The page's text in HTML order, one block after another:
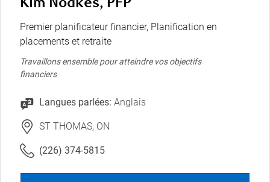
Kim Noakes, PFP
Premier planificateur financier, Planification en
placements et retraite
Travaillons ensemble pour atteindre vos objectifs
financiers
Langues parlées: Anglais
ST THOMAS, ON
(226) 374-5815